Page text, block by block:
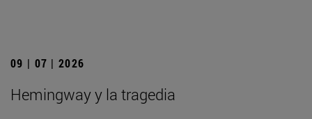
09 | 07 | 2026
Hemingway y la tragedia